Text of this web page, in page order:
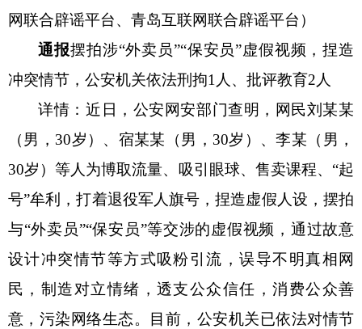
网联合辟谣平台、青岛互联网联合辟谣平台）
通报摆拍涉“外卖员”“保安员”虚假视频，捏造
冲突情节，公安机关依法刑拘1人、批评教育2人
详情：近日，公安网安部门查明，网民刘某某
（男， 30岁）、宿某某（男，30岁）、李某（男，
30岁）等人为博取流量、吸引眼球、售卖课程、“起
号”牟利，打着退役军人旗号，捏造虚假人设，摆拍
与“外卖员”“保安员”等交涉的虚假视频，通过故意
设计冲突情节等方式吸粉引流，误导不明真相网
民，制造对立情绪，透支公众信任，消费公众善
意，污染网络生态。目前，公安机关已依法对情节